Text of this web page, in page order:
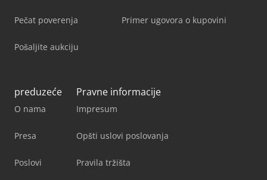
Pečat poverenja
Pošaljite aukciju
Primer ugovora o kupovini
preduzeće
O nama
Presa
Poslovi
Pravne informacije
Impresum
Opšti uslovi poslovanja
Pravila tržišta